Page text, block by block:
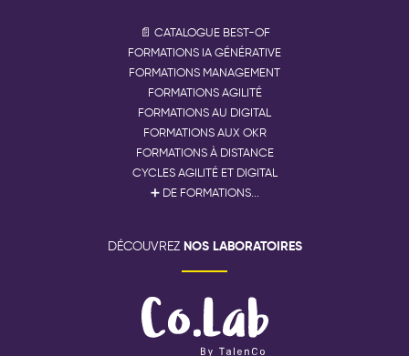
📄 CATALOGUE BEST-OF
FORMATIONS IA GÉNÉRATIVE
FORMATIONS MANAGEMENT
FORMATIONS AGILITÉ
FORMATIONS AU DIGITAL
FORMATIONS AUX OKR
FORMATIONS À DISTANCE
CYCLES AGILITÉ ET DIGITAL
➕ DE FORMATIONS...
DÉCOUVREZ NOS LABORATOIRES